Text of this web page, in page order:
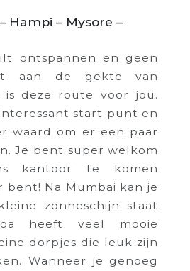
Hampi – Mysore –
ontspannen en geen
aan de gekte van
is deze route voor jou.
start punt en
waard om er een paar
Je bent super welkom
kantoor te komen
bent! Na Mumbai kan je
zonneschijn staat
heeft veel mooie
dorpjes die leuk zijn
Wanneer je genoeg